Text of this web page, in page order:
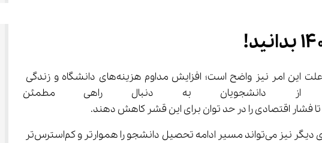
در سال تحصیلی 1404 – 1405 به یکی از دغدغه‌های دانشجویان تبدیل شده است. علت این امر نیز واضح است؛ افزایش مداوم هزینه‌های دانشگاه و زندگی
دانشجویان به دنبال راهی
با توجه به این که آگاهی از جزئیات و شرایط دریافت وام دانشجویی از یک سو، به تصمیم‌گیری بهتر کمک می‌کند و از سوی دیگر نیز می‌تواند مسیر ادامه تحصیل دانشجو را هموارتر و کم‌استرس‌تر